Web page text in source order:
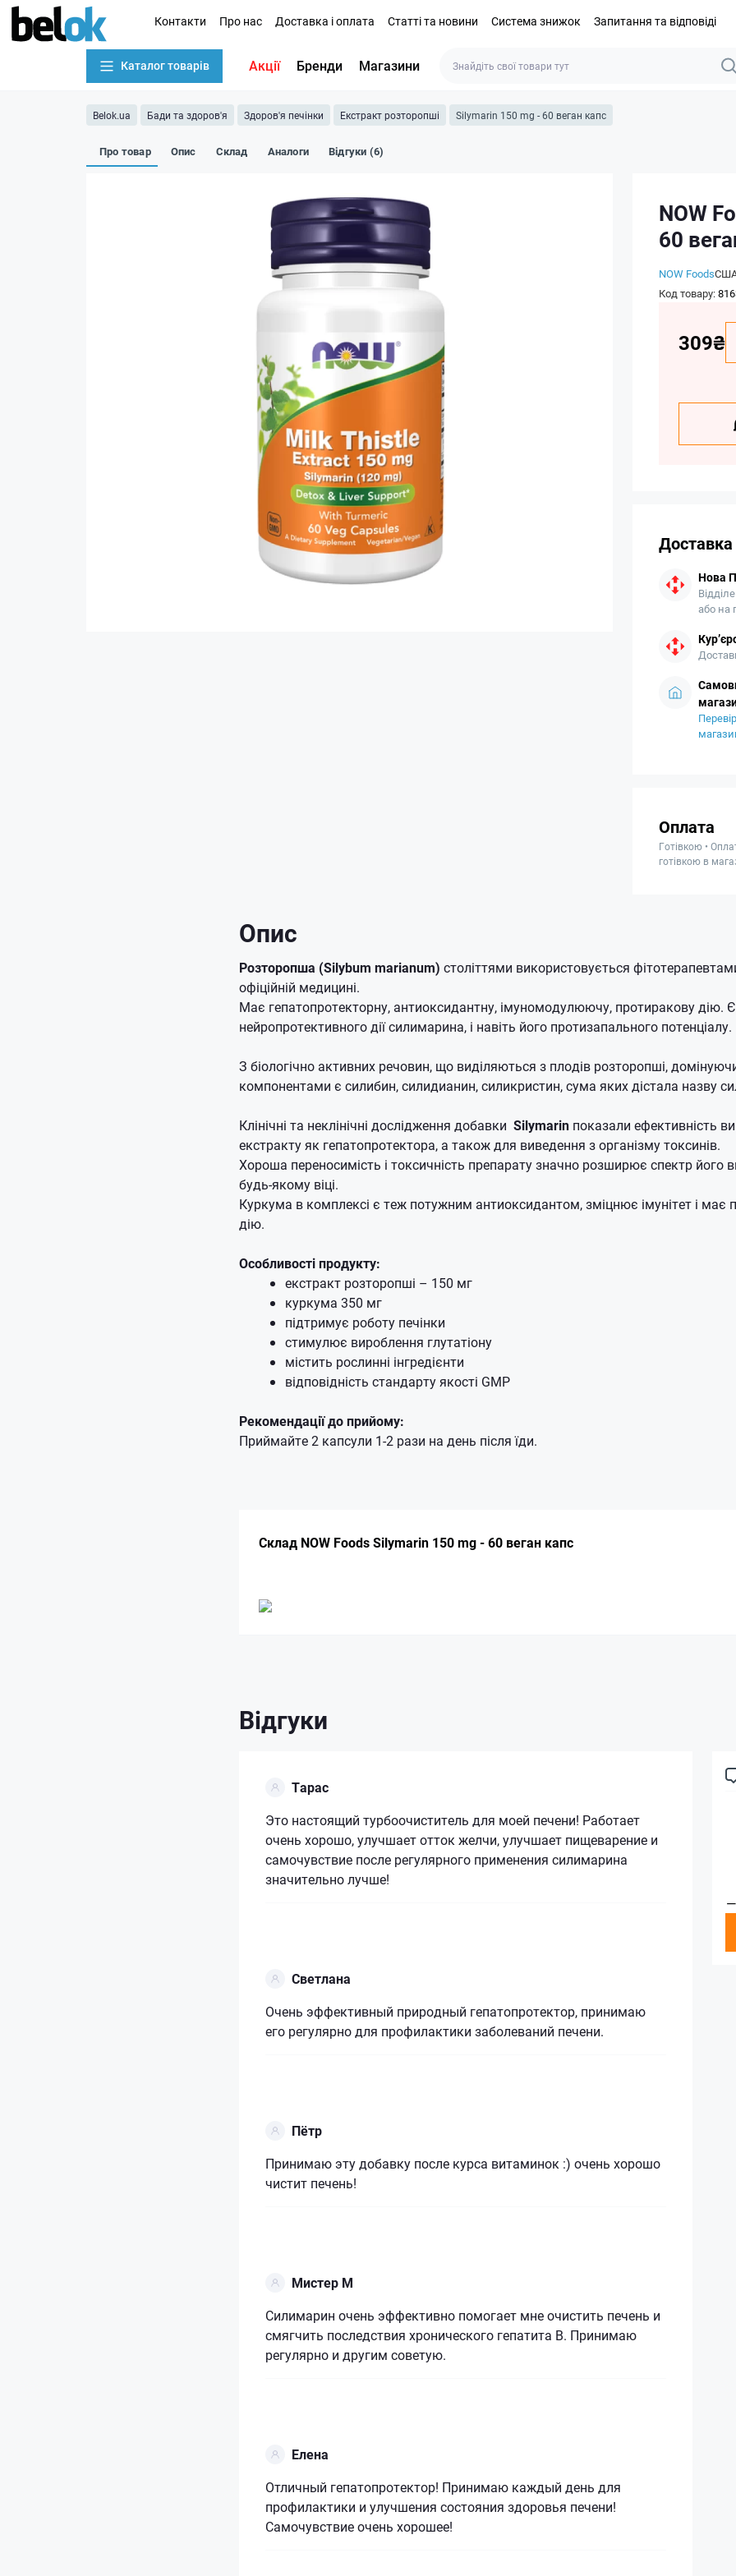
Контакти Про нас Доставка і оплата Статті та новини Система знижок Запитання та відповіді
Каталог товарів Акції Бренди Магазини
Belok.ua Бади та здоров'я Здоров'я печінки Екстракт розторопші Silymarin 150 mg - 60 веган капс
Про товар Опис Склад Аналоги Відгуки (6)
NOW
60
NOW Foods
Код товару:
309₴
Доставка
Нова
або на
Оплата
Готівкою •
готівкою в
Опис
Розторопша (Silybum marianum) століттями використовується
офіційній медицині.
Має гепатопротекторну, антиоксидантну, імуномодулюючу, протиракову дію.
нейропротективного дії силимарина, і навіть його протизапального потенціалу.
З біологічно активних речовин, що виділяються з плодів розторопші,
компонентами є силибин, силидианин, силикристин, сума яких дістала назву
Клінічні та неклінічні дослідження добавки Silymarin показали ефективність
екстракту як гепатопротектора, а також для виведення з організму токсинів.
Хороша переносимість і токсичність препарату значно розширює спектр його
будь-якому віці.
Куркума в комплексі є теж потужним антиоксидантом, зміцнює імунітет і має
дію.
Особливості продукту:
екстракт розторопші – 150 мг
куркума 350 мг
підтримує роботу печінки
стимулює вироблення глутатіону
містить рослинні інгредієнти
відповідність стандарту якості GMP
Рекомендації до прийому:
Приймайте 2 капсули 1-2 рази на день після їди.
Склад NOW Foods Silymarin 150 mg - 60 веган капс
Відгуки
Тарас
Это настоящий турбоочиститель для моей печени! Работает
очень хорошо, улучшает отток желчи, улучшает пищеварение и
самочувствие после регулярного применения силимарина
значительно лучше!
Светлана
Очень эффективный природный гепатопротектор, принимаю
его регулярно для профилактики заболеваний печени.
Пётр
Принимаю эту добавку после курса витаминок :) очень хорошо
чистит печень!
Мистер М
Силимарин очень эффективно помогает мне очистить печень и
смягчить последствия хронического гепатита В. Принимаю
регулярно и другим советую.
Елена
Отличный гепатопротектор! Принимаю каждый день для
профилактики и улучшения состояния здоровья печени!
Самочувствие очень хорошее!